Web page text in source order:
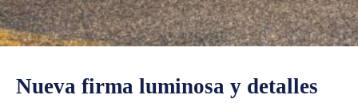
Nueva firma luminosa y detalles